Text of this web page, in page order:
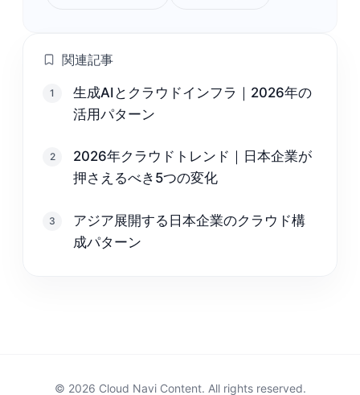
関連記事
1
生成AIとクラウドインフラ｜2026年の
活用パターン
2
2026年クラウドトレンド｜日本企業が
押さえるべき5つの変化
3
アジア展開する日本企業のクラウド構
成パターン
© 2026 Cloud Navi Content. All rights reserved.